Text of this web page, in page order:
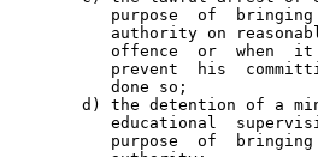
purpose  of
authority on
offence  or  when
prevent  his
        done so;
d) the detention of a
educational
purpose  of